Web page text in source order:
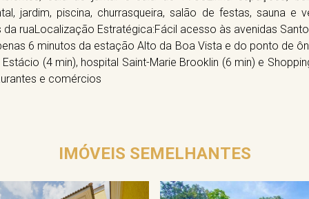
jardim, piscina, churrasqueira, salão de festas, sauna e
ruaLocalização Estratégica:Fácil acesso às avenidas
6 minutos da estação Alto da Boa Vista e do ponto de
(4 min), hospital Saint-Marie Brooklin (6 min) e
e comércios
IMÓVEIS SEMELHANTES